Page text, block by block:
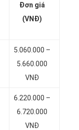
Đơn giá
(VNĐ)
5.060.000 –
5.660.000
VNĐ
6.220.000 –
6.720.000
VNĐ